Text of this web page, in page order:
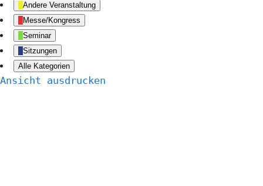
Andere Veranstaltung
Messe/Kongress
Seminar
Sitzungen
Alle Kategorien
Ansicht ausdrucken